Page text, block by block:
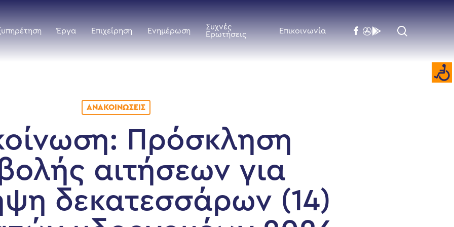
Έργα Επιχείρηση Ενημέρωση
Συχνές
Ερωτήσεις
Επικοινωνία facebook
flickrbehance
ΑΝΑΚΟΙΝΏΣΕΙΣ
Πρόσκληση
αιτήσεων για
δεκατεσσάρων (14)